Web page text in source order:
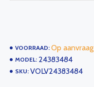
VOORRAAD: Op aanvraag
MODEL: 24383484
SKU: VOLV24383484